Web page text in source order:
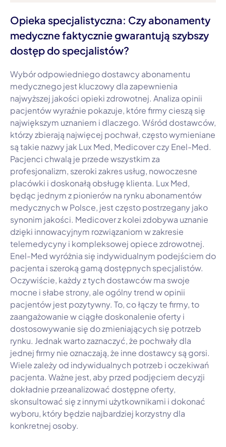
Opieka specjalistyczna: Czy abonamenty
medyczne faktycznie gwarantują szybszy
dostęp do specjalistów?
Wybór odpowiedniego dostawcy abonamentu
medycznego jest kluczowy dla zapewnienia
najwyższej jakości opieki zdrowotnej. Analiza opinii
pacjentów wyraźnie pokazuje, które firmy cieszą się
największym uznaniem i dlaczego. Wśród dostawców,
którzy zbierają najwięcej pochwał, często wymieniane
są takie nazwy jak Lux Med, Medicover czy Enel-Med.
Pacjenci chwalą je przede wszystkim za
profesjonalizm, szeroki zakres usług, nowoczesne
placówki i doskonałą obsługę klienta. Lux Med,
będąc jednym z pionierów na rynku abonamentów
medycznych w Polsce, jest często postrzegany jako
synonim jakości. Medicover z kolei zdobywa uznanie
dzięki innowacyjnym rozwiązaniom w zakresie
telemedycyny i kompleksowej opiece zdrowotnej.
Enel-Med wyróżnia się indywidualnym podejściem do
pacjenta i szeroką gamą dostępnych specjalistów.
Oczywiście, każdy z tych dostawców ma swoje
mocne i słabe strony, ale ogólny trend w opinii
pacjentów jest pozytywny. To, co łączy te firmy, to
zaangażowanie w ciągłe doskonalenie oferty i
dostosowywanie się do zmieniających się potrzeb
rynku. Jednak warto zaznaczyć, że pochwały dla
jednej firmy nie oznaczają, że inne dostawcy są gorsi.
Wiele zależy od indywidualnych potrzeb i oczekiwań
pacjenta. Ważne jest, aby przed podjęciem decyzji
dokładnie przeanalizować dostępne oferty,
skonsultować się z innymi użytkownikami i dokonać
wyboru, który będzie najbardziej korzystny dla
konkretnej osoby.